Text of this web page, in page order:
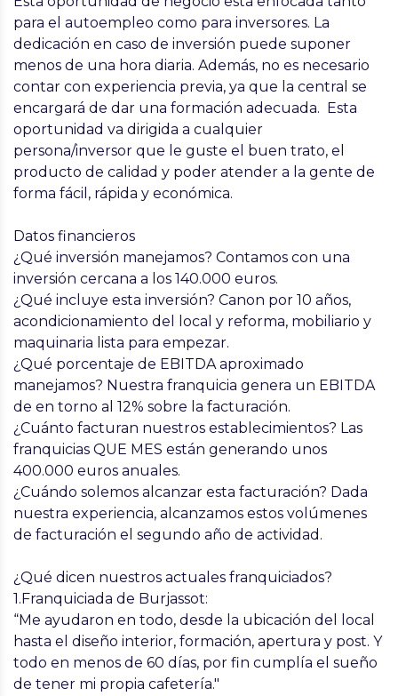
para el autoempleo como para inversores. La
dedicación en caso de inversión puede suponer
menos de una hora diaria. Además, no es necesario
contar con experiencia previa, ya que la central se
encargará de dar una formación adecuada. Esta
oportunidad va dirigida a cualquier
persona/inversor que le guste el buen trato, el
producto de calidad y poder atender a la gente de
forma fácil, rápida y económica.
Datos financieros
¿Qué inversión manejamos? Contamos con una
inversión cercana a los 140.000 euros.
¿Qué incluye esta inversión? Canon por 10 años,
acondicionamiento del local y reforma, mobiliario y
maquinaria lista para empezar.
¿Qué porcentaje de EBITDA aproximado
manejamos? Nuestra franquicia genera un EBITDA
de en torno al 12% sobre la facturación.
¿Cuánto facturan nuestros establecimientos? Las
franquicias QUE MES están generando unos
400.000 euros anuales.
¿Cuándo solemos alcanzar esta facturación? Dada
nuestra experiencia, alcanzamos estos volúmenes
de facturación el segundo año de actividad.
¿Qué dicen nuestros actuales franquiciados?
1.Franquiciada de Burjassot:
“Me ayudaron en todo, desde la ubicación del local
hasta el diseño interior, formación, apertura y post. Y
todo en menos de 60 días, por fin cumplía el sueño
de tener mi propia cafetería."